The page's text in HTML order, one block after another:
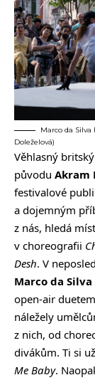
Marco da
Doleželová)
Věhlasný
původu Akram
festivalové
a dojemným
z nás, hledá
v choreografii
Desh. V
Marco da
open-air duetem
náležely
z nich, od
divákům. Ti si
Me Baby.